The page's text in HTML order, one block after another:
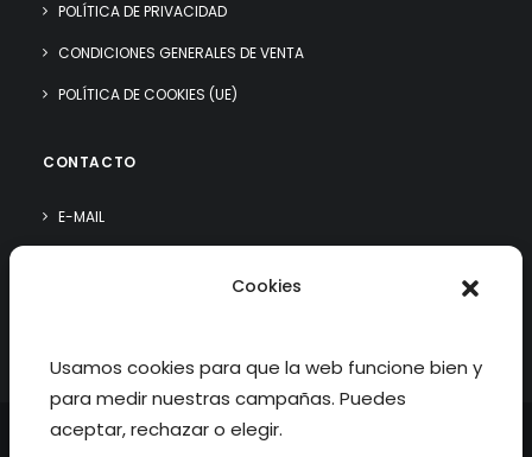
Cookies
Usamos cookies para que la web funcione bien y
para medir nuestras campañas. Puedes
aceptar, rechazar o elegir.
POLÍTICA DE PRIVACIDAD
CONDICIONES GENERALES DE VENTA
POLÍTICA DE COOKIES (UE)
CONTACTO
E-MAIL